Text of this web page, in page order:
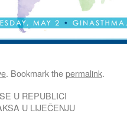
. Bookmark thepermalink.
U REPUBLICI
U LIJEČENJU